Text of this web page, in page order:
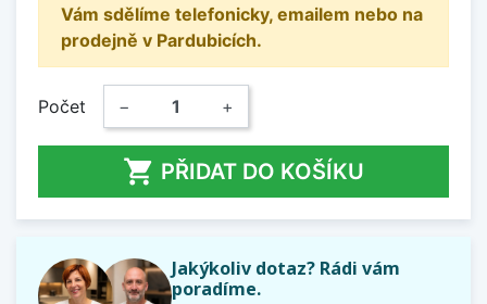
Vám sdělíme telefonicky, emailem nebo na
prodejně v Pardubicích.
Počet − +
 PŘIDAT DO KOŠÍKU
Jakýkoliv dotaz? Rádi vám
poradíme.